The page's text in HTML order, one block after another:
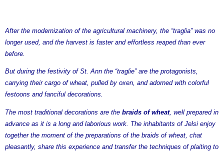
After the modernization of the agricultural machinery, the “traglia” was no
longer used, and the harvest is faster and effortless reaped than ever
before.
But during the festivity of St. Ann the “traglie” are the protagonists,
carrying their cargo of wheat, pulled by oxen, and adorned with colorful
festoons and fanciful decorations.
The most traditional decorations are the braids of wheat, well prepared in
advance as it is a long and laborious work. The inhabitants of Jelsi enjoy
together the moment of the preparations of the braids of wheat, chat
pleasantly, share this experience and transfer the techniques of plaiting to